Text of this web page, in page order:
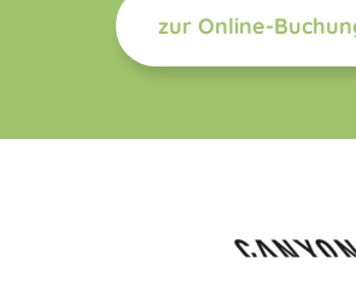
zur Online-